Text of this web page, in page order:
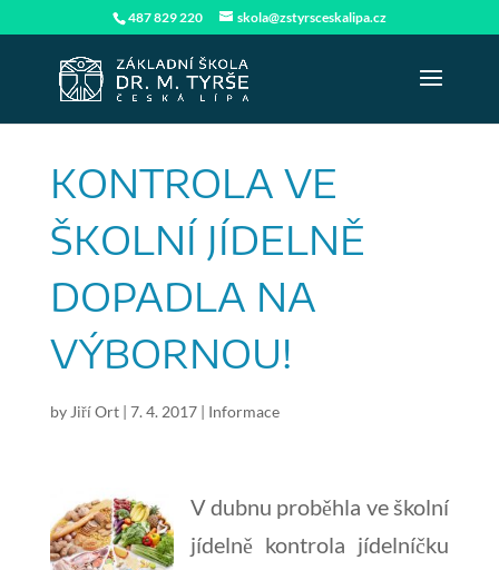
487 829 220 skola@zstyrsceskalipa.cz
KONTROLA VE
ŠKOLNÍ JÍDELNĚ
DOPADLA NA
VÝBORNOU!
by Jiří Ort| 7. 4. 2017| Informace
V dubnu proběhla ve školní
jídelně kontrola jídelníčku